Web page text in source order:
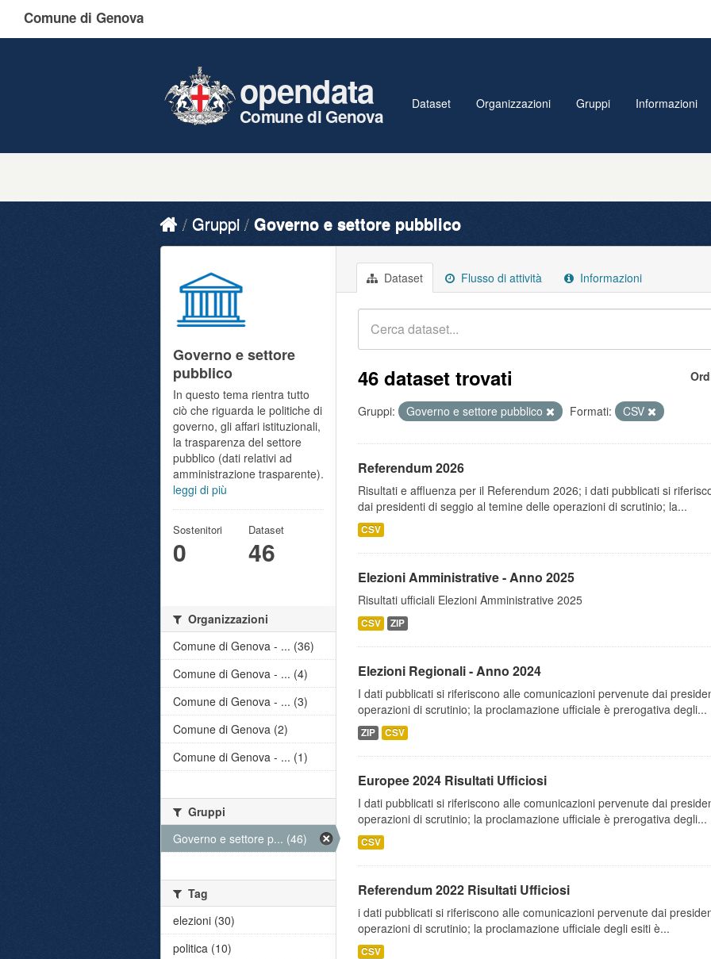
Comune di Genova
opendata
Comune di Genova
Dataset Organizzazioni Gruppi Informazioni
Gruppi Governo e settore pubblico
Dataset Flusso di attività Informazioni
46 dataset trovati
Gruppi: Governo e settore pubblico Formati: CSV
Referendum 2026
Risultati e affluenza per il Referendum 2026; i dati pubblicati si
dai presidenti di seggio al temine delle operazioni di scrutinio; la...
CSV
Elezioni Amministrative - Anno 2025
Risultati ufficiali Elezioni Amministrative 2025
CSV ZIP
Elezioni Regionali - Anno 2024
I dati pubblicati si riferiscono alle comunicazioni pervenute dai
operazioni di scrutinio; la proclamazione ufficiale è prerogativa degli...
ZIP CSV
Europee 2024 Risultati Ufficiosi
I dati pubblicati si riferiscono alle comunicazioni pervenute dai
operazioni di scrutinio; la proclamazione ufficiale è prerogativa degli...
CSV
Referendum 2022 Risultati Ufficiosi
i dati pubblicati si riferiscono alle comunicazioni pervenute dai
operazioni di scrutinio; la proclamazione ufficiale degli esiti è...
CSV
Governo e settore
pubblico
In questo tema rientra tutto
ciò che riguarda le politiche di
governo, gli affari istituzionali,
la trasparenza del settore
pubblico (dati relativi ad
amministrazione trasparente).
leggi di più
Sostenitori
0
Dataset
46
Organizzazioni
Comune di Genova - ... (36)
Comune di Genova - ... (4)
Comune di Genova - ... (3)
Comune di Genova (2)
Comune di Genova - ... (1)
Gruppi
Governo e settore p... (46)
Tag
elezioni (30)
politica (10)